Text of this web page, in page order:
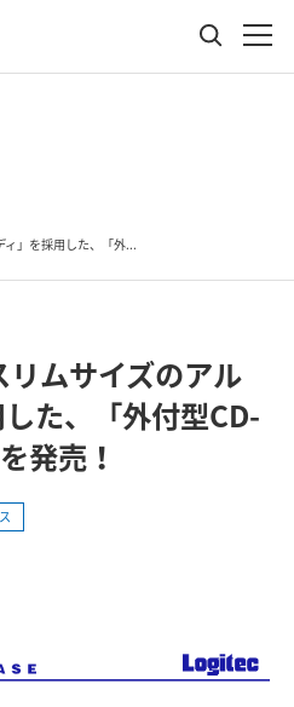
ィ」を採用した、「外...
リムサイズのアル
た、「外付型CD-
発売！